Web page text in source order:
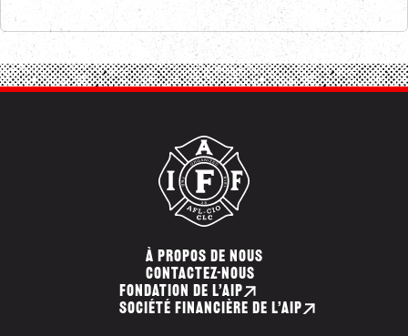
À PROPOS DE NOUS
CONTACTEZ-NOUS
FONDATION DE L’AIP
SOCIÉTÉ FINANCIÈRE DE L’AIP